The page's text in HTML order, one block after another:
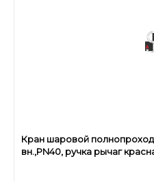
Кран шаровой
вн.,PN40, ручка рычаг